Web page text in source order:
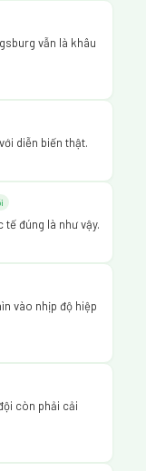
vẫn là khâu
diễn biến thật.
tế đúng là như vậy.
vào nhịp độ hiệp
còn phải cải